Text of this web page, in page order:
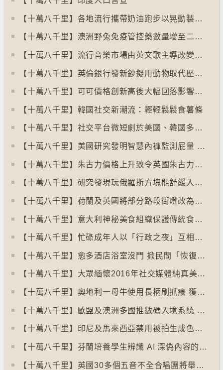
【十萬八千里】各地流行攜帶奶油跑步以晃動製造新鮮牛油
【十萬八千里】澳洲野兔免疫管控藥數量增至二億隻
【十萬八千里】流行音樂市場由英文歌主導改變為多國語言歌曲
【十萬八千里】英倫銀行發新鈔擬用動物取代歷史人物
【十萬八千里】可可價格創新高後大幅回落影響農民生計
【十萬八千里】韓國社交新潮流：輕輕鬆鬆食薯條
【十萬八千里】社交平台微短劇於美國、韓國多地掀熱潮
【十萬八千里】美國研究發明智慧內褲監測屁量 以助改善消化系統
【十萬八千里】朱古力價格上升致令英國朱古力盜竊案高升
【十萬八千里】研究發現玩俄羅斯方塊能舒緩入侵性創傷後遺症
【十萬八千里】荷蘭及英國將部分路段街燈改為紅色
【十萬八千里】意大利神秘美食組織保護傳統食物、烹飪方法和菜餚
【十萬八千里】忙碌成年人以「行政之夜」互相督促完成擱置私務
【十萬八千里】愈多酒店浴室沒門 掀民間「恢復浴室門」倡議運動
【十萬八千里】大眾緬懷2016年社交媒體純真美好體驗
【十萬八千里】奧地利一母牛使用長柄刷抓癢 獲科學家確定懂得使用工具
【十萬八千里】歐盟及澳洲多國推數碼入境系統 毋須護照蓋章
【十萬八千里】印尼及馬來西亞禁用被拍生成色情影像的人工智能平台Grok
【十萬八千里】芬蘭培養學生辨識 AI 深偽內容的能力
【十萬八千里】英國30多個五音不全合唱團將舉行十周年誌慶